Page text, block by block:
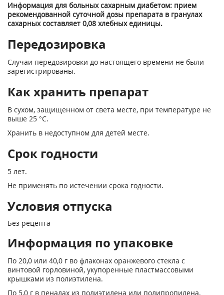
Информация для больных сахарным диабетом: прием
рекомендованной суточной дозы препарата в гранулах
сахарных составляет 0,08 хлебных единицы.
Передозировка
Случаи передозировки до настоящего времени не были
зарегистрированы.
Как хранить препарат
В сухом, защищенном от света месте, при температуре не
выше 25 °С.
Хранить в недоступном для детей месте.
Срок годности
5 лет.
Не применять по истечении срока годности.
Условия отпуска
Без рецепта
Информация по упаковке
По 20,0 или 40,0 г во флаконах оранжевого стекла с
винтовой горловиной, укупоренные пластмассовыми
крышками из полиэтилена.
По 5,0 г в пеналах из полиэтилена или полипропилена.